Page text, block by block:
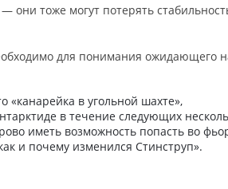
тоже могут потерять
для понимания ожидающего
«канарейка в угольной шахте»,
в течение следующих
иметь возможность попасть во
и почему изменился Стинструп».